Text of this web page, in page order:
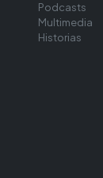
Podcasts
Multimedia
Historias